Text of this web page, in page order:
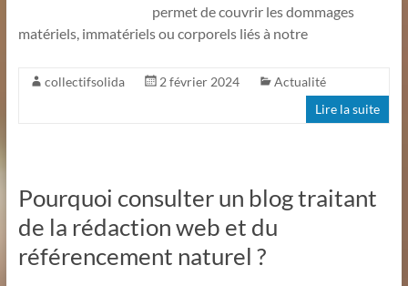
permet de couvrir les dommages
matériels, immatériels ou corporels liés à notre
collectifsolida 2 février 2024
Actualité
Lire la suite
Pourquoi consulter un blog traitant
de la rédaction web et du
référencement naturel ?